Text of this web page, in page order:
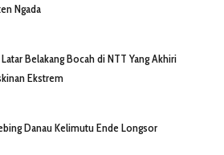
Ngada
Belakang Bocah di NTT Yang Akhiri
Ekstrem
Danau Kelimutu Ende Longsor